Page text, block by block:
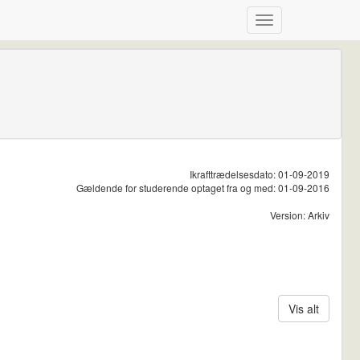
Ikrafttrædelsesdato: 01-09-2019
Gældende for studerende optaget fra og med: 01-09-2016
Version: Arkiv
Vis alt